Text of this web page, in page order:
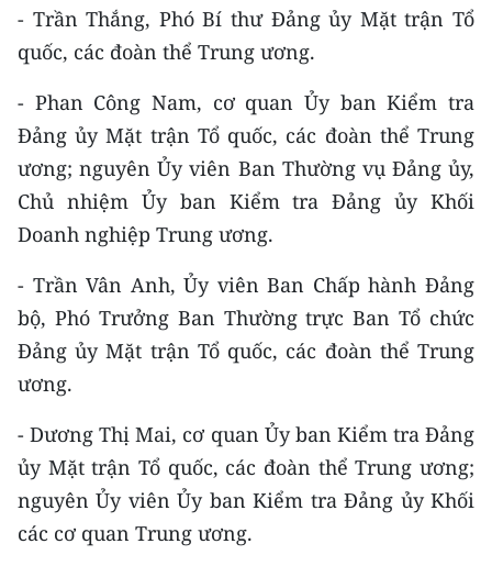
Video
Media Kinh tế
Media Văn hóa
Media Xã hội
Media Du lịch
Media Thế giới
Media Giáo dục
Media Y tế
- Trần Thắng, Phó Bí thư Đảng ủy Mặt trận Tổ
quốc, các đoàn thể Trung ương.
- Phan Công Nam, cơ quan Ủy ban Kiểm tra
Đảng ủy Mặt trận Tổ quốc, các đoàn thể Trung
ương; nguyên Ủy viên Ban Thường vụ Đảng ủy,
Chủ nhiệm Ủy ban Kiểm tra Đảng ủy Khối
Doanh nghiệp Trung ương.
- Trần Vân Anh, Ủy viên Ban Chấp hành Đảng
bộ, Phó Trưởng Ban Thường trực Ban Tổ chức
Đảng ủy Mặt trận Tổ quốc, các đoàn thể Trung
ương.
- Dương Thị Mai, cơ quan Ủy ban Kiểm tra Đảng
ủy Mặt trận Tổ quốc, các đoàn thể Trung ương;
nguyên Ủy viên Ủy ban Kiểm tra Đảng ủy Khối
các cơ quan Trung ương.